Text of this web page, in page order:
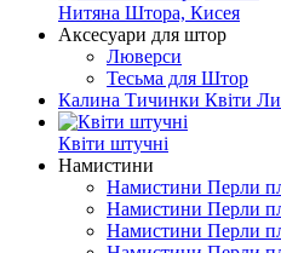
Нитяна Штора, Кисея
Аксесуари для штор
Люверси
Тесьма для Штор
Калина Тичинки Квіти
Квіти штучні
Намистини
Намистини Перли
Намистини Перли
Намистини Перли